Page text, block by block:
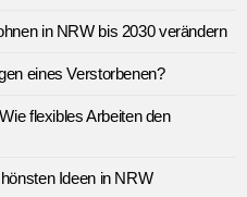
in NRW bis 2030 verändern
eines Verstorbenen?
flexibles Arbeiten den
Ideen in NRW